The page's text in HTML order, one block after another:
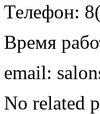
Телефон:
Время
email:
No related